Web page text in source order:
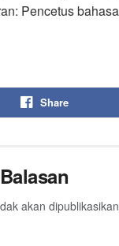
Pencetus
Share
akan